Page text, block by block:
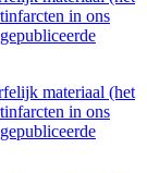
in ons
materiaal (het
in ons